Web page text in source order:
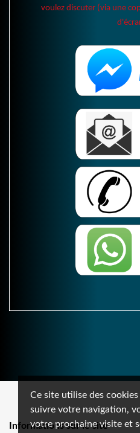
Ce site utilise des
suivre votre navigation,
votre prochaine visite et
voulez discuter (via une
Informations sur le site